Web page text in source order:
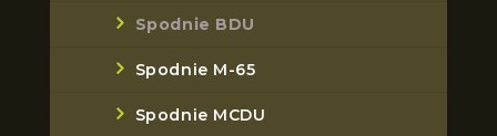
Spodnie BDU
Spodnie M-65
Spodnie MCDU